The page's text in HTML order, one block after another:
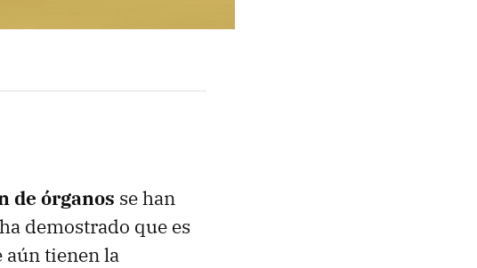
de órganos se han
demostrado que es
aún tienen la